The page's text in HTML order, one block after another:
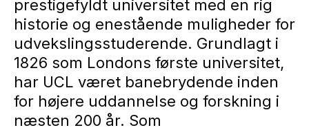
prestigefyldt universitet med en rig
historie og enestående muligheder for
udvekslingsstuderende. Grundlagt i
1826 som Londons første universitet,
har UCL været banebrydende inden
for højere uddannelse og forskning i
næsten 200 år. Som